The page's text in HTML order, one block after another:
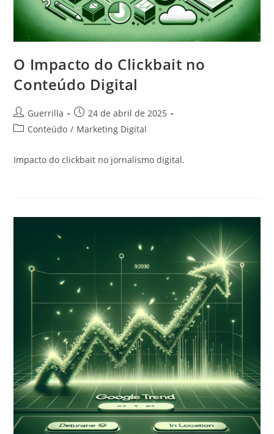
O Impacto do Clickbait no
Conteúdo Digital
Autor
do
Guerrilla
Post
publicado:
24 de abril de 2025
Categoria
post:
Conteúdo / Marketing Digital
Impacto do clickbait no jornalismo digital.